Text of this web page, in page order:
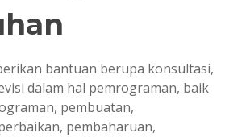
bantuan berupa konsultasi,
dalam hal pemrograman, baik
pembuatan,
pembaharuan,